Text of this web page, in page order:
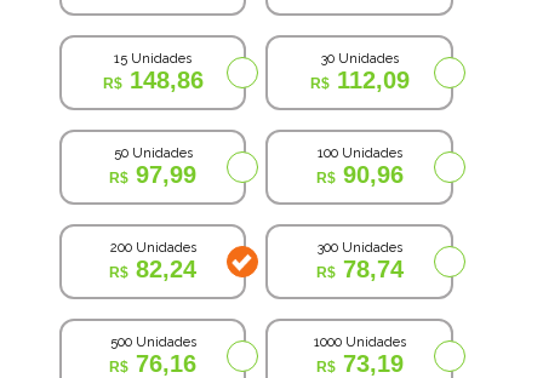
15 Unidades
148,86
30 Unidades
112,09
50 Unidades
97,99
100 Unidades
90,96
200 Unidades
82,24
300 Unidades
78,74
500 Unidades
76,16
1000 Unidades
73,19